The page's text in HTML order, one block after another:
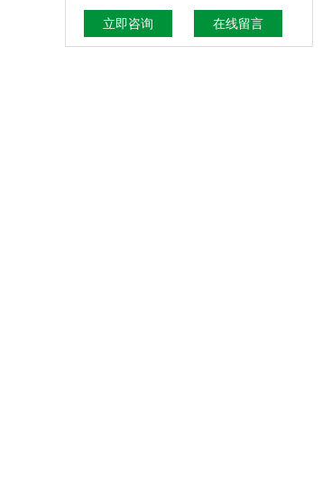
立即咨询 在线留言